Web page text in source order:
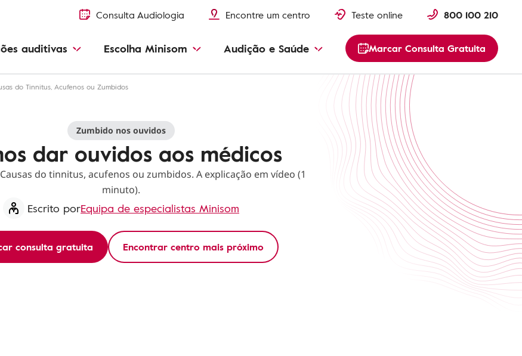
Consulta Audiologia Encontre um centro Teste online 800 100 210
auditivas Escolha Minisom Audição e Saúde Marcar Consulta Gratuita
do Tinnitus, Acufenos ou Zumbidos
Zumbido nos ouvidos
dar ouvidos aos médicos
do tinnitus, acufenos ou zumbidos. A explicação em vídeo (1
minuto).
Escrito porEquipa de especialistas Minisom
consulta gratuita Encontrar centro mais próximo